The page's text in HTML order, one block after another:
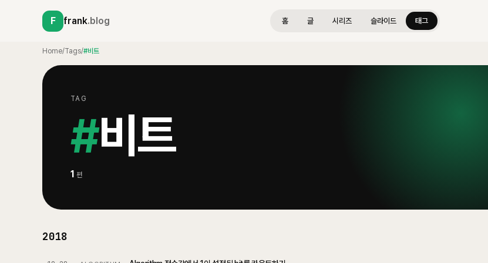
F frank.blog 홈 글 시리즈 슬라이드 태그
Home/Tags/#비트
TAG
#비트
1 편
2018